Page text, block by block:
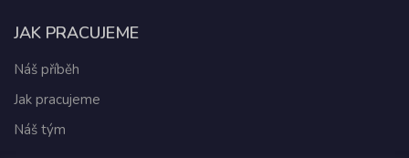
JAK PRACUJEME
Náš příběh
Jak pracujeme
Náš tým